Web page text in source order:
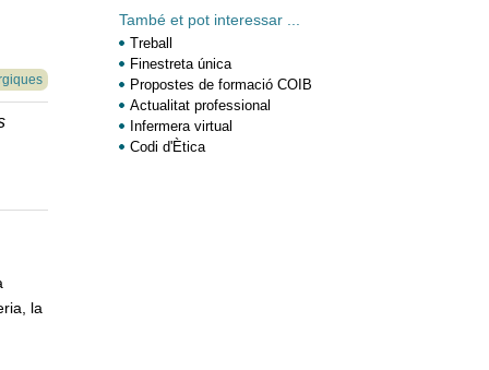
la
També et pot interessar ...
Treball
Finestreta única
Propostes de formació COIB
Actualitat professional
Infermera virtual
Codi d'Ètica